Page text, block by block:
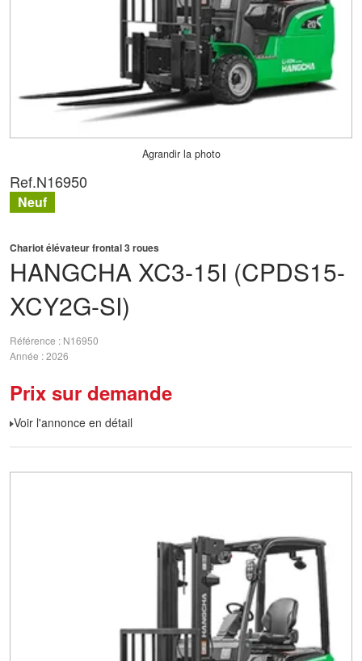
Agrandir la photo
HANGCHA XC3-15I (CPDS15-
XCY2G-SI)
Chariot élévateur frontal 3 roues
Référence
N16950
Année 2026
Prix sur demande
Voir l'annonce en détail
Ref.N16950
Neuf